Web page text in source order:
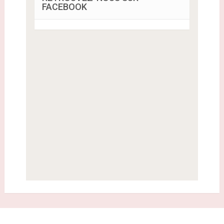
FACEBOOK